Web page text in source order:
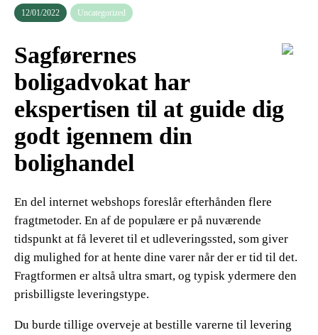
12/01/2022 Uncategorized
Sagførernes
boligadvokat har
ekspertisen til at guide dig
godt igennem din
bolighandel
En del internet webshops foreslår efterhånden flere
fragtmetoder. En af de populære er på nuværende
tidspunkt at få leveret til et udleveringssted, som giver
dig mulighed for at hente dine varer når der er tid til det.
Fragtformen er altså ultra smart, og typisk ydermere den
prisbilligste leveringstype.
Du burde tillige overveje at bestille varerne til levering